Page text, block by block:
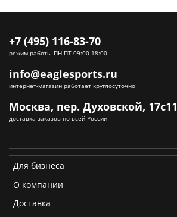
Для бизнеса
О компании
Доставка
+7 (495) 116-83-70
режим работы ПН-ПТ 09:00-18:00
info@eaglesports.ru
интернет-магазин работает круглосуточно
Москва, пер. Духовской, 17с11
доставка заказов по всей России